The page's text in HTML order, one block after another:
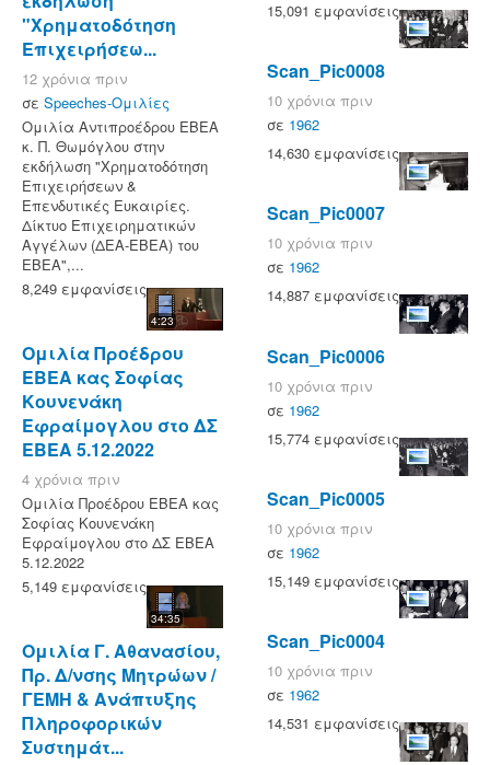
"Χρηματοδότηση
Επιχειρήσεω...
12 χρόνια πριν
σε Speeches-Ομιλίες
Ομιλία Αντιπροέδρου ΕΒΕΑ
κ. Π. Θωμόγλου στην
εκδήλωση "Χρηματοδότηση
Επιχειρήσεων &
Επενδυτικές Ευκαιρίες.
Δίκτυο Επιχειρηματικών
Αγγέλων (ΔΕΑ-ΕΒΕΑ) του
ΕΒΕΑ",...
8,249 εμφανίσεις
4:23
Ομιλία Προέδρου
ΕΒΕΑ κας Σοφίας
Κουνενάκη
Εφραίμογλου στο ΔΣ
ΕΒΕΑ 5.12.2022
4 χρόνια πριν
Ομιλία Προέδρου ΕΒΕΑ κας
Σοφίας Κουνενάκη
Εφραίμογλου στο ΔΣ ΕΒΕΑ
5.12.2022
5,149 εμφανίσεις
34:35
Ομιλία Γ. Αθανασίου,
Πρ. Δ/νσης Μητρώων /
ΓΕΜΗ & Ανάπτυξης
Πληροφορικών
Συστημάτ...
15,091 εμφανίσεις
Scan_Pic0008
10 χρόνια πριν
σε 1962
14,630 εμφανίσεις
Scan_Pic0007
10 χρόνια πριν
σε 1962
14,887 εμφανίσεις
Scan_Pic0006
10 χρόνια πριν
σε 1962
15,774 εμφανίσεις
Scan_Pic0005
10 χρόνια πριν
σε 1962
15,149 εμφανίσεις
Scan_Pic0004
10 χρόνια πριν
σε 1962
14,531 εμφανίσεις